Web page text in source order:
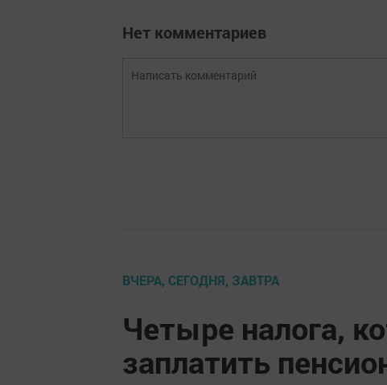
Нет комментариев
ВЧЕРА, СЕГОДНЯ, ЗАВТРА
Четыре налога,
заплатить